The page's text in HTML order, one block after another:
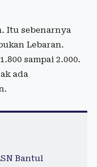
Itu sebenarnya
Lebaran.
sampai 2.000.
ada
Bantul